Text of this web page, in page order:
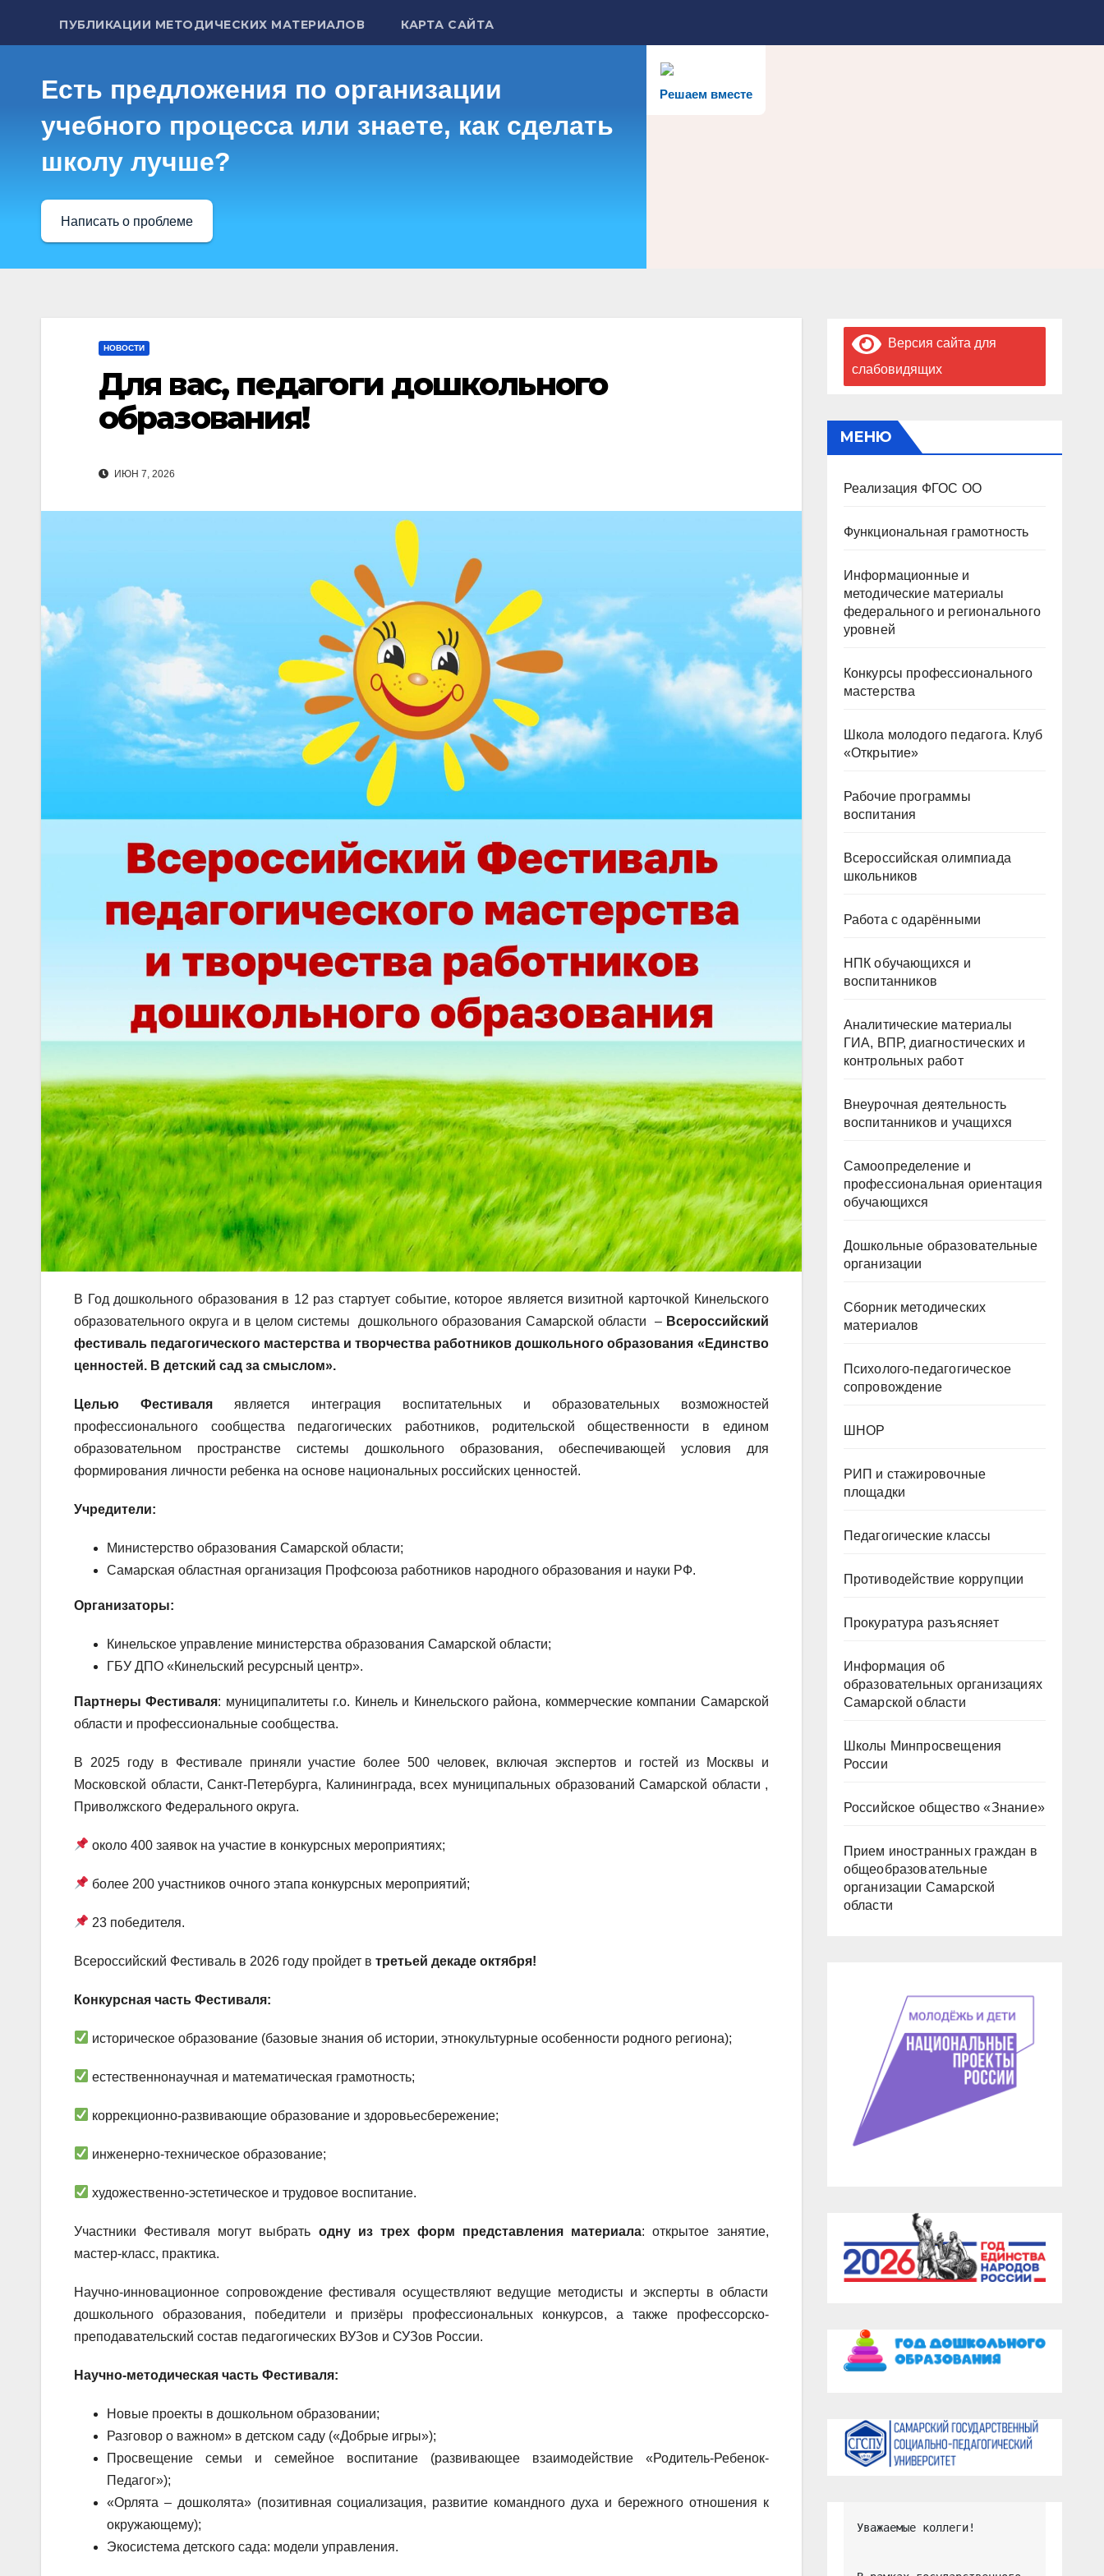
ПУБЛИКАЦИИ МЕТОДИЧЕСКИХ МАТЕРИАЛОВ КАРТА САЙТА
Решаем вместе
Есть предложения по организации
учебного процесса или знаете, как сделать
школу лучше?
Написать о проблеме
НОВОСТИ
Для вас, педагоги дошкольного
образования!
ИЮН 7, 2026
В Год дошкольного образования в 12 раз стартует событие, которое является визитной карточкой Кинельского
образовательного округа и в целом системы дошкольного образования Самарской области – Всероссийский
фестиваль педагогического мастерства и творчества работников дошкольного образования «Единство
ценностей. В детский сад за смыслом».
Целью Фестиваляявляется интеграция воспитательных и образовательных возможностей
профессионального сообщества педагогических работников, родительской общественности в едином
образовательном пространстве системы дошкольного образования, обеспечивающей условия для
формирования личности ребенка на основе национальных российских ценностей.
Учредители:
Министерство образования Самарской области;
Самарская областная организация Профсоюза работников народного образования и науки РФ.
Организаторы:
Кинельское управление министерства образования Самарской области;
ГБУ ДПО «Кинельский ресурсный центр».
Партнеры Фестиваля: муниципалитеты г.о. Кинель и Кинельского района, коммерческие компании Самарской
области и профессиональные сообщества.
В 2025 году в Фестивале приняли участие более 500 человек, включая экспертов и гостей из Москвы и
Московской области, Санкт-Петербурга, Калининграда, всех муниципальных образований Самарской области ,
Приволжского Федерального округа.
около 400 заявок на участие в конкурсных мероприятиях;
более 200 участников очного этапа конкурсных мероприятий;
23 победителя.
Всероссийский Фестиваль в 2026 году пройдет в третьей декаде октября!
Конкурсная часть Фестиваля:
историческое образование (базовые знания об истории, этнокультурные особенности родного региона);
естественнонаучная и математическая грамотность;
коррекционно-развивающие образование и здоровьесбережение;
инженерно-техническое образование;
художественно-эстетическое и трудовое воспитание.
Участники Фестиваля могут выбрать одну из трех форм представления материала: открытое занятие,
мастер-класс, практика.
Научно-инновационное сопровождение фестиваля осуществляют ведущие методисты и эксперты в области
дошкольного образования, победители и призёры профессиональных конкурсов, а также профессорско-
преподавательский состав педагогических ВУЗов и СУЗов России.
Научно-методическая часть Фестиваля:
Новые проекты в дошкольном образовании;
Разговор о важном» в детском саду («Добрые игры»);
Просвещение семьи и семейное воспитание (развивающее взаимодействие «Родитель-Ребенок-
Педагог»);
«Орлята – дошколята» (позитивная социализация, развитие командного духа и бережного отношения к
окружающему);
Экосистема детского сада: модели управления.
Версия сайта для
слабовидящих
МЕНЮ
Реализация ФГОС ОО
Функциональная грамотность
Информационные и
методические материалы
федерального и регионального
уровней
Конкурсы профессионального
мастерства
Школа молодого педагога. Клуб
«Открытие»
Рабочие программы
воспитания
Всероссийская олимпиада
школьников
Работа с одарёнными
НПК обучающихся и
воспитанников
Аналитические материалы
ГИА, ВПР, диагностических и
контрольных работ
Внеурочная деятельность
воспитанников и учащихся
Самоопределение и
профессиональная ориентация
обучающихся
Дошкольные образовательные
организации
Сборник методических
материалов
Психолого-педагогическое
сопровождение
ШНОР
РИП и стажировочные
площадки
Педагогические классы
Противодействие коррупции
Прокуратура разъясняет
Информация об
образовательных организациях
Самарской области
Школы Минпросвещения
России
Российское общество «Знание»
Прием иностранных граждан в
общеобразовательные
организации Самарской
области
Уважаемые коллеги!